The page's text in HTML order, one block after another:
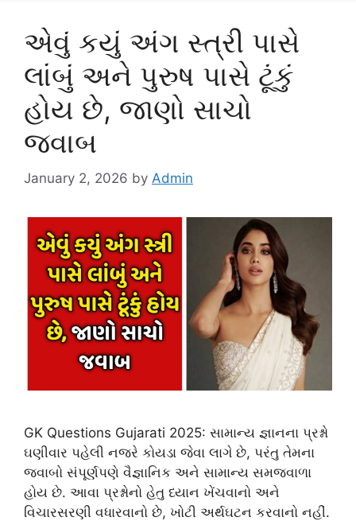
એવું કયું અંગ સ્ત્રી પાસે
લાંબું અને પુરુષ પાસે ટૂંકું
હોય છે, જાણો સાચો
જવાબ
January 2, 2026 by Admin
GK Questions Gujarati 2025: સામાન્ય જ્ઞાનના પ્રશ્નો
ઘણીવાર પહેલી નજરે કોયડા જેવા લાગે છે, પરંતુ તેમના
જવાબો સંપૂર્ણપણે વૈજ્ઞાનિક અને સામાન્ય સમજવાળા
હોય છે. આવા પ્રશ્નોનો હેતુ ધ્યાન ખેંચવાનો અને
વિચારસરણી વધારવાનો છે, ખોટી અર્થઘટન કરવાનો નહીં.